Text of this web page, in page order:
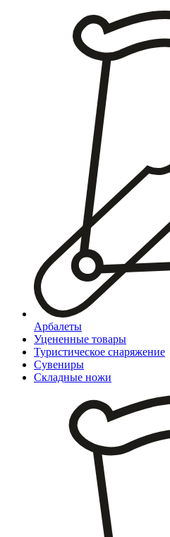
Арбалеты
Уцененные товары
Туристическое снаряжение
Сувениры
Складные ножи